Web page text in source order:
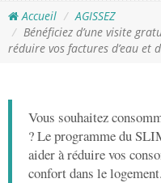
Accueil
AGISSEZ
Bénéficiez d’une visite
réduire vos factures d’eau et
Vous souhaitez
? Le programme du
aider à réduire vos
confort dans le logement.